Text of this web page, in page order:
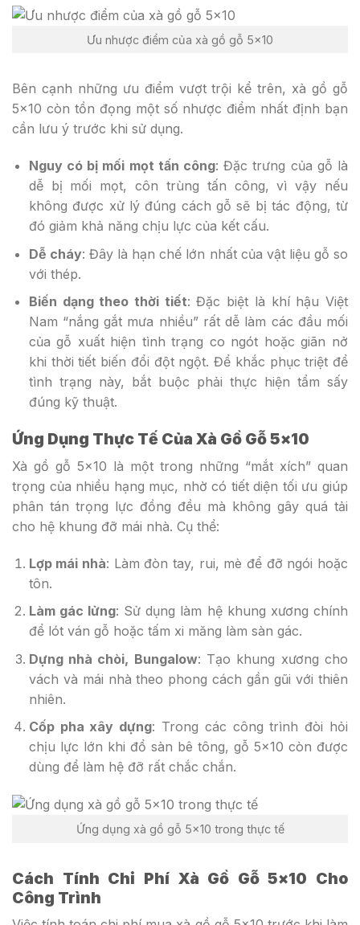
Ưu nhược điểm của xà gồ gỗ 5×10
Bên cạnh những ưu điểm vượt trội kể trên, xà gồ gỗ
5×10 còn tồn đọng một số nhược điểm nhất định bạn
cần lưu ý trước khi sử dụng.
Nguy có bị mối mọt tấn công: Đặc trưng của gỗ là
dễ bị mối mọt, côn trùng tấn công, vì vậy nếu
không được xử lý đúng cách gỗ sẽ bị tác động, từ
đó giảm khả năng chịu lực của kết cấu.
Dễ cháy: Đây là hạn chế lớn nhất của vật liệu gỗ so
với thép.
Biến dạng theo thời tiết: Đặc biệt là khí hậu Việt
Nam “nắng gắt mưa nhiều” rất dễ làm các đầu mối
của gỗ xuất hiện tình trạng co ngót hoặc giãn nở
khi thời tiết biến đổi đột ngột. Để khắc phục triệt để
tình trạng này, bắt buộc phải thực hiện tẩm sấy
đúng kỹ thuật.
Ứng Dụng Thực Tế Của Xà Gồ Gỗ 5×10
Xà gồ gỗ 5×10 là một trong những “mắt xích” quan
trọng của nhiều hạng mục, nhờ có tiết diện tối ưu giúp
phân tán trọng lực đồng đều mà không gây quá tải
cho hệ khung đỡ mái nhà. Cụ thể:
Lợp mái nhà: Làm đòn tay, rui, mè để đỡ ngói hoặc
tôn.
Làm gác lửng: Sử dụng làm hệ khung xương chính
để lót ván gỗ hoặc tấm xi măng làm sàn gác.
Dựng nhà chòi, Bungalow: Tạo khung xương cho
vách và mái nhà theo phong cách gần gũi với thiên
nhiên.
Cốp pha xây dựng: Trong các công trình đòi hỏi
chịu lực lớn khi đổ sàn bê tông, gỗ 5×10 còn được
dùng để làm hệ đỡ rất chắc chắn.
Ứng dụng xà gồ gỗ 5×10 trong thực tế
Cách Tính Chi Phí Xà Gồ Gỗ 5×10 Cho
Công Trình